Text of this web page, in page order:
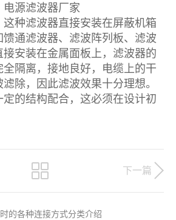
源滤波器厂家
种滤波器直接安装在屏蔽机箱
馈通滤波器、滤波阵列板、滤波
安装在金属面板上，滤波器的
隔离，接地良好，电缆上的干
除，因此滤波效果十分理想。
的结构配合，这必须在设计初
下一篇
的各种连接方式分类介绍